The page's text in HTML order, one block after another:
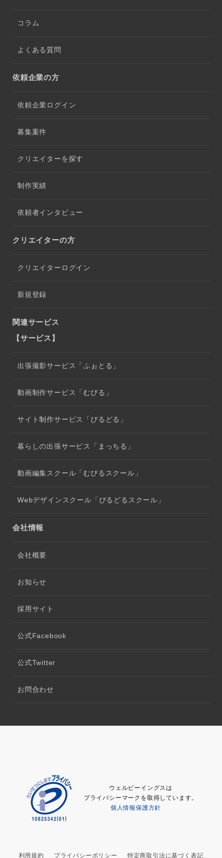
コラム
よくある質問
依頼企業の方
依頼企業ログイン
募集案件
クリエイターを探す
制作実績
依頼者インタビュー
クリエイターの方
クリエイターログイン
新規登録
関連サービス
【サービス】
出張撮影サービス「ふぉとる」
動画制作サービス「むびる」
サイト制作サービス「びるどる」
暮らしの出張サービス「まっちる」
動画編集スクール「むびるスクール」
Webデザインスクール「びるどるスクール」
会社情報
会社概要
お知らせ
採用サイト
公式Facebook
公式Twitter
お問合わせ
ウェルビーイングスは
プライバシーマークを取得しています。
個人情報保護方針
利用規約 プライバシーポリシー 特定商取引法に基づく表記